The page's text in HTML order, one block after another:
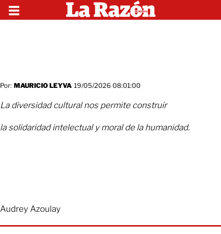
Por: MAURICIO LEYVA 19/05/2026 08:01:00
La diversidad cultural nos permite construir
la solidaridad intelectual y moral de la humanidad.
Audrey Azoulay